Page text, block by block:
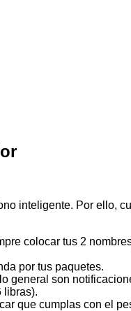
inteligente. Por ello,
colocar tus 2
por tus paquetes.
general son
libras).
que cumplas con el